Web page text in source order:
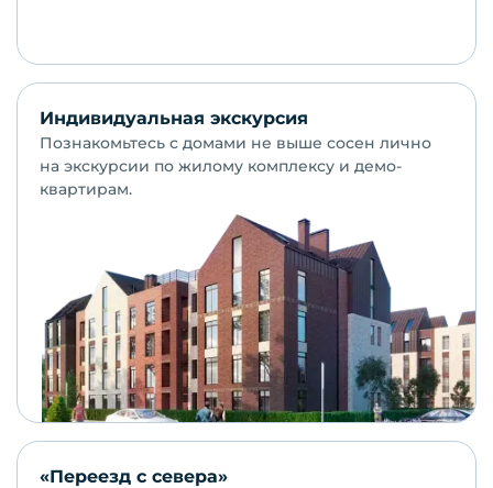
Индивидуальная экскурсия
Познакомьтесь с домами не выше сосен лично
на экскурсии по жилому комплексу и демо-
квартирам.
«Переезд с севера»